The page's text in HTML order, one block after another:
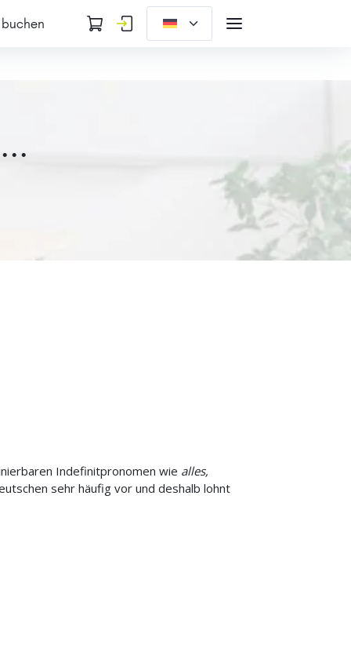
buchen
Indefinitpronomen wie alles,
sehr häufig vor und deshalb lohnt